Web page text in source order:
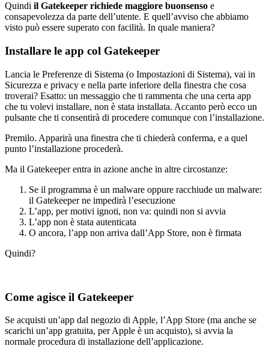
Quindi il Gatekeeper richiede maggiore buonsenso e
consapevolezza da parte dell’utente. E quell’avviso che abbiamo
visto può essere superato con facilità. In quale maniera?
Installare le app col Gatekeeper
Lancia le Preferenze di Sistema (o Impostazioni di Sistema), vai in
Sicurezza e privacy e nella parte inferiore della finestra che cosa
troverai? Esatto: un messaggio che ti rammenta che una certa app
che tu volevi installare, non è stata installata. Accanto però ecco un
pulsante che ti consentirà di procedere comunque con l’installazione.
Premilo. Apparirà una finestra che ti chiederà conferma, e a quel
punto l’installazione procederà.
Ma il Gatekeeper entra in azione anche in altre circostanze:
Se il programma è un malware oppure racchiude un malware:
il Gatekeeper ne impedirà l’esecuzione
L’app, per motivi ignoti, non va: quindi non si avvia
L’app non è stata autenticata
O ancora, l’app non arriva dall’App Store, non è firmata
Quindi?
Come agisce il Gatekeeper
Se acquisti un’app dal negozio di Apple, l’App Store (ma anche se
scarichi un’app gratuita, per Apple è un acquisto), si avvia la
normale procedura di installazione dell’applicazione.